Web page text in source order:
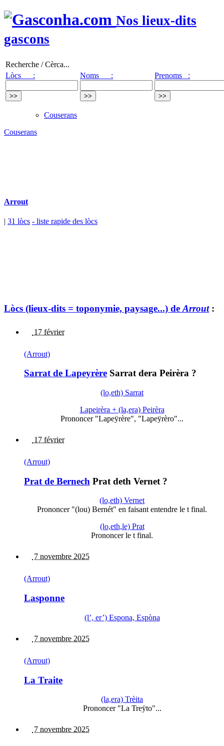
Nos lieux-dits
gascons
Recherche / Cèrca...
Lòcs :
Noms : Prenoms :
Couserans
Couserans
Arrout
| 31 lòcs - liste rapide des lòcs
Lòcs (lieux-dits = toponymie, paysage...) de Arrout:
17 février
(Arrout)
Sarrat de Lapeyrère Sarrat dera Peirèra ?
(lo,eth) Sarrat
Lapeirèra + (la,era) Peirèra
Prononcer "Lapeÿrère", "Lapeÿrèro"...
17 février
(Arrout)
Prat de Bernech Prat deth Vernet ?
(lo,eth) Vernet
Prononcer "(lou) Bernét" en faisant entendre le t final.
(lo,eth,le) Prat
Prononcer le t final.
7 novembre 2025
(Arrout)
Lasponne
(l’, er’) Espona, Espòna
7 novembre 2025
(Arrout)
La Traite
(la,era) Trèita
Prononcer "La Treÿto"...
7 novembre 2025